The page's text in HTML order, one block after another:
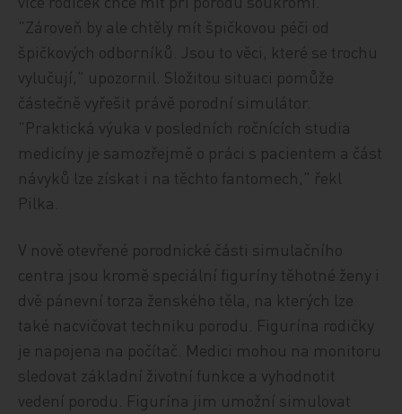
"Zároveň by ale chtěly mít špičkovou péči od
špičkových odborníků. Jsou to věci, které se trochu
vylučují," upozornil. Složitou situaci pomůže
částečně vyřešit právě porodní simulátor.
"Praktická výuka v posledních ročnících studia
medicíny je samozřejmě o práci s pacientem a část
návyků lze získat i na těchto fantomech," řekl
Pilka.
V nově otevřené porodnické části simulačního
centra jsou kromě speciální figuríny těhotné ženy i
dvě pánevní torza ženského těla, na kterých lze
také nacvičovat techniku porodu. Figurína rodičky
je napojena na počítač. Medici mohou na monitoru
sledovat základní životní funkce a vyhodnotit
vedení porodu. Figurína jim umožní simulovat